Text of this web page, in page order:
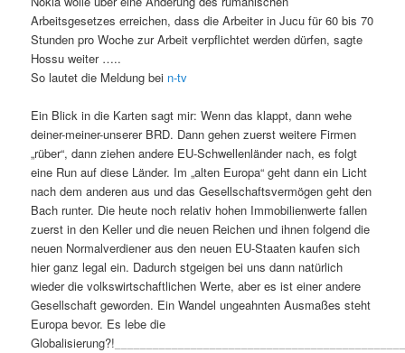
Arbeitsgesetzes erreichen, dass die Arbeiter in Jucu für 60 bis 70
Stunden pro Woche zur Arbeit verpflichtet werden dürfen, sagte
Hossu weiter …..
So lautet die Meldung bei n-tv
Ein Blick in die Karten sagt mir: Wenn das klappt, dann wehe
deiner-meiner-unserer BRD. Dann gehen zuerst weitere Firmen
„rüber“, dann ziehen andere EU-Schwellenländer nach, es folgt
eine Run auf diese Länder. Im „alten Europa“ geht dann ein Licht
nach dem anderen aus und das Gesellschaftsvermögen geht den
Bach runter. Die heute noch relativ hohen Immobilienwerte fallen
zuerst in den Keller und die neuen Reichen und ihnen folgend die
neuen Normalverdiener aus den neuen EU-Staaten kaufen sich
hier ganz legal ein. Dadurch stgeigen bei uns dann natürlich
wieder die volkswirtschaftlichen Werte, aber es ist einer andere
Gesellschaft geworden. Ein Wandel ungeahnten Ausmaßes steht
Europa bevor. Es lebe die
Globalisierung?!